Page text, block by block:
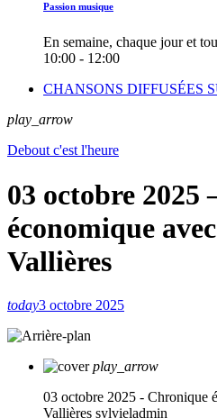
Passion musique
En semaine, chaque jour et
10:00 - 12:00
CHANSONS DIFFUSÉES
play_arrow
Debout c'est l'heure
03 octobre 2025
économique
Vallières
today3 octobre 2025
play_arrow
03 octobre 2025 - Chronique
Vallières sylvieladmin